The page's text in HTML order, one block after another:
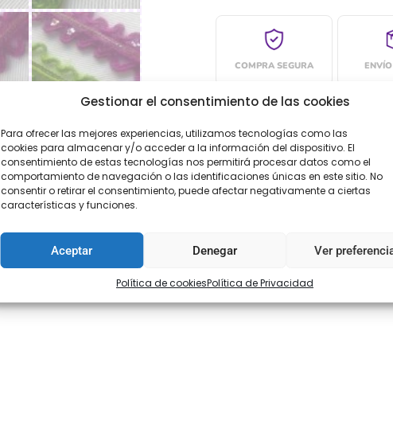
Gestionar el consentimiento de las cookies
Para ofrecer las mejores experiencias, utilizamos tecnologías como las
cookies para almacenar y/o acceder a la información del dispositivo. El
consentimiento de estas tecnologías nos permitirá procesar datos como el
comportamiento de navegación o las identificaciones únicas en este sitio. No
consentir o retirar el consentimiento, puede afectar negativamente a ciertas
características y funciones.
Aceptar Denegar Ver
Política de cookiesPolítica de Privacidad
COMPRA SEGURA
Valoraciones (0)